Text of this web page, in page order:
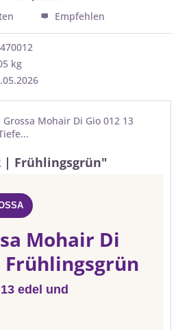
Empfehlen
kg
Grossa Mohair Di Gio 012 13
| Frühlingsgrün"
Mohair Di
Frühlingsgrün
edel und